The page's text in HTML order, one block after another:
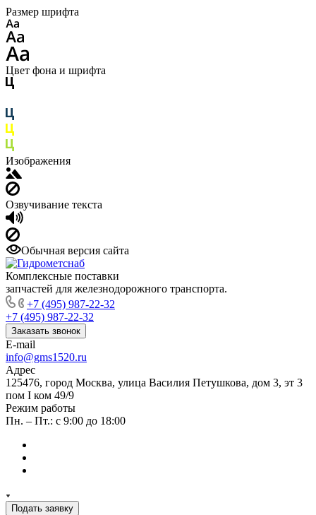
Размер шрифта
Цвет фона и шрифта
Изображения
Озвучивание текста
Обычная версия сайта
Комплексные поставки
запчастей для железнодорожного транспорта.
+7 (495) 987-22-32
+7 (495) 987-22-32
Заказать звонок
E-mail
info@gms1520.ru
Адрес
125476, город Москва, улица Василия Петушкова, дом 3, эт 3
пом I ком 49/9
Режим работы
Пн. – Пт.: с 9:00 до 18:00
Подать заявку